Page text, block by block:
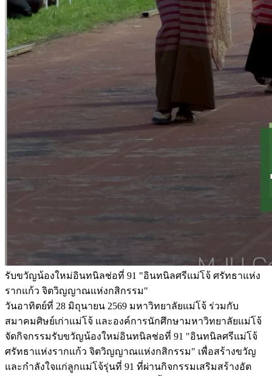
รับขวัญน้องใหม่อินทนิลช่อที่ 91 "อินทนิลศรีแม่โจ้ ศรัทธาแห่ง
รากแก้ว จิตวิญญาณแห่งกสิกรรม"
วันอาทิตย์ที่ 28 มิถุนายน 2569 มหาวิทยาลัยแม่โจ้ ร่วมกับ
สมาคมศิษย์เก่าแม่โจ้ และองค์การนักศึกษามหาวิทยาลัยแม่โจ้
จัดกิจกรรมรับขวัญน้องใหม่อินทนิลช่อที่ 91 "อินทนิลศรีแม่โจ้
ศรัทธาแห่งรากแก้ว จิตวิญญาณแห่งกสิกรรม" เพื่อสร้างขวัญ
และกำลังใจแก่ลูกแม่โจ้รุ่นที่ 91 ที่ผ่านกิจกรรมเสริมสร้างอัต